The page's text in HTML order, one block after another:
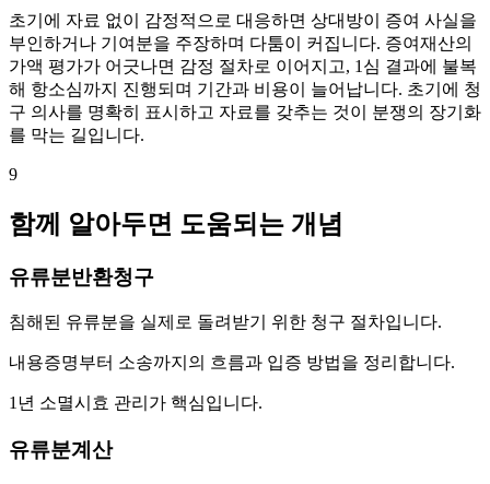
초기에 자료 없이 감정적으로 대응하면 상대방이 증여 사실을
부인하거나 기여분을 주장하며 다툼이 커집니다. 증여재산의
가액 평가가 어긋나면 감정 절차로 이어지고, 1심 결과에 불복
해 항소심까지 진행되며 기간과 비용이 늘어납니다. 초기에 청
구 의사를 명확히 표시하고 자료를 갖추는 것이 분쟁의 장기화
를 막는 길입니다.
9
함께 알아두면 도움되는 개념
유류분반환청구
침해된 유류분을 실제로 돌려받기 위한 청구 절차입니다.
내용증명부터 소송까지의 흐름과 입증 방법을 정리합니다.
1년 소멸시효 관리가 핵심입니다.
유류분계산